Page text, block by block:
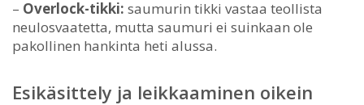
– Overlock-tikki: saumurin tikki vastaa teollista
neulosvaatetta, mutta saumuri ei suinkaan ole
pakollinen hankinta heti alussa.
Esikäsittely ja leikkaaminen oikein